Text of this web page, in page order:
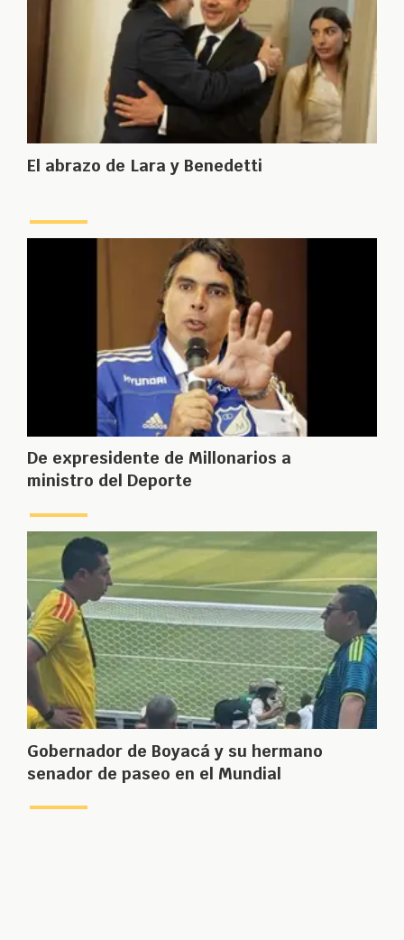
El abrazo de Lara y Benedetti
De expresidente de Millonarios a
ministro del Deporte
Gobernador de Boyacá y su hermano
senador de paseo en el Mundial